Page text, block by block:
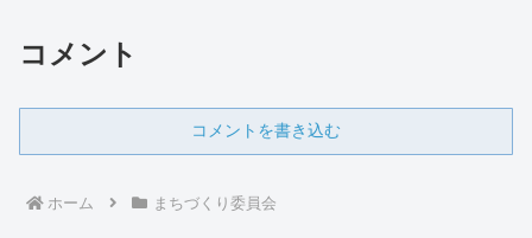
コメント
コメントを書き込む
ホーム まちづくり委員会